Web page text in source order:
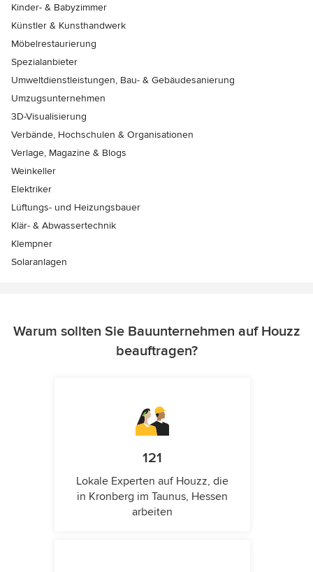
Kinder- & Babyzimmer
Künstler & Kunsthandwerk
Möbelrestaurierung
Spezialanbieter
Umweltdienstleistungen, Bau- & Gebäudesanierung
Umzugsunternehmen
3D-Visualisierung
Verbände, Hochschulen & Organisationen
Verlage, Magazine & Blogs
Weinkeller
Elektriker
Lüftungs- und Heizungsbauer
Klär- & Abwassertechnik
Klempner
Solaranlagen
Warum sollten Sie Bauunternehmen auf Houzz
beauftragen?
121
Lokale Experten auf Houzz, die
in Kronberg im Taunus, Hessen
arbeiten